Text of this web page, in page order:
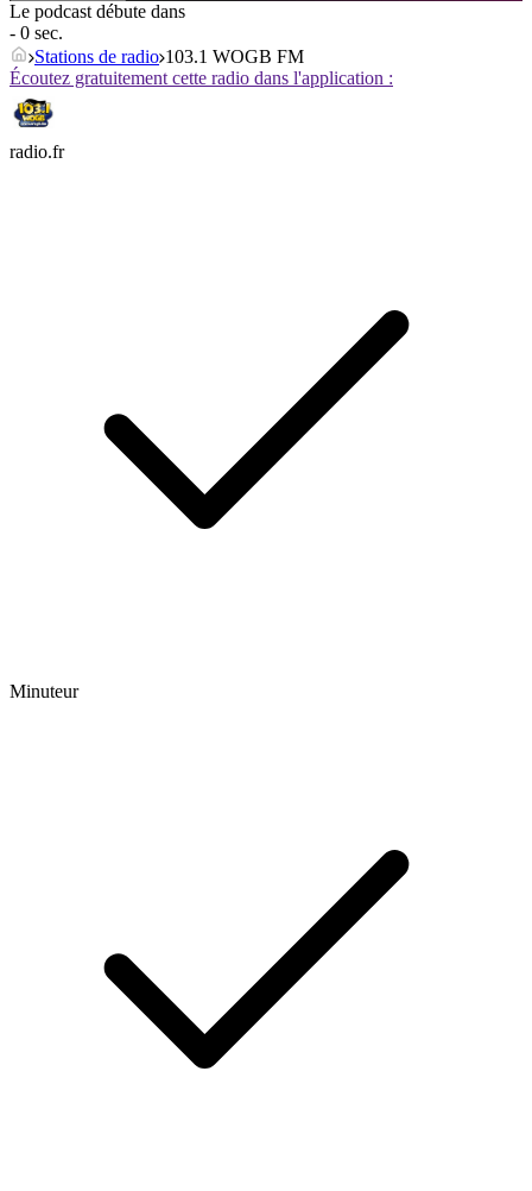
Le podcast débute dans
- 0 sec.
Stations de radio 103.1 WOGB FM
Écoutez gratuitement cette radio dans l'application :
radio.fr
Minuteur